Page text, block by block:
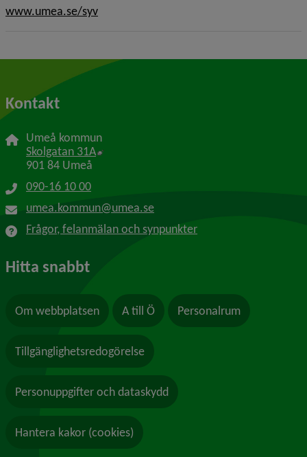
www.umea.se/syv
Kontakt
Umeå kommun
Skolgatan 31A Länk till annan webbplats, öppnas i nytt
901 84 Umeå
090-16 10 00
umea.kommun@umea.se
Frågor, felanmälan och synpunkter
Hitta snabbt
Om webbplatsen A till Ö Personalrum
Tillgänglighetsredogörelse
Personuppgifter och dataskydd
Hantera kakor (cookies)